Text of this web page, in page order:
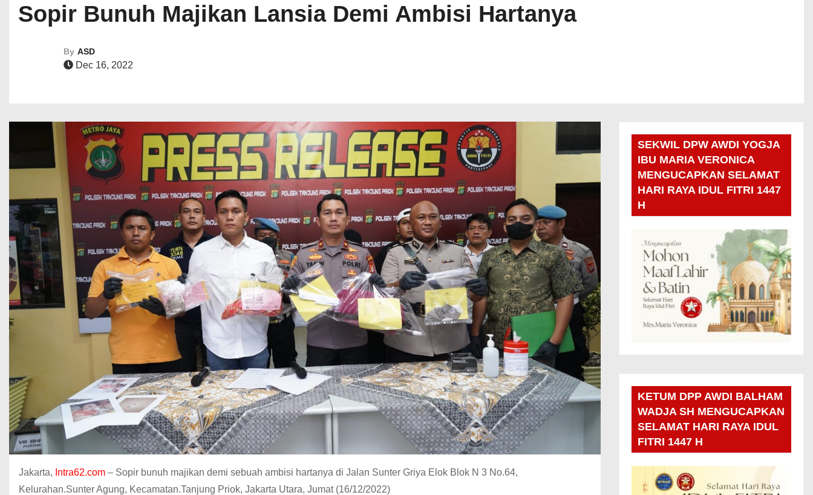
Sopir Bunuh Majikan Lansia Demi Ambisi Hartanya
By ASD
Dec 16, 2022
Jakarta, Intra62.com – Sopir bunuh majikan demi sebuah ambisi hartanya di Jalan Sunter Griya Elok Blok N 3 No.64,
Kelurahan.Sunter Agung, Kecamatan.Tanjung Priok, Jakarta Utara, Jumat (16/12/2022)
SEKWIL DPW AWDI YOGJA
IBU MARIA VERONICA
MENGUCAPKAN SELAMAT
HARI RAYA IDUL FITRI 1447
H
KETUM DPP AWDI BALHAM
WADJA SH MENGUCAPKAN
SELAMAT HARI RAYA IDUL
FITRI 1447 H